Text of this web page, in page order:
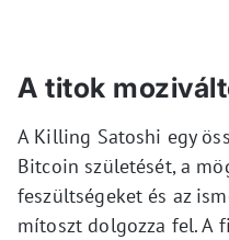
A titok
A Killing Satoshi egy
Bitcoin születését, a
feszültségeket és az
mítoszt dolgozza fel. A